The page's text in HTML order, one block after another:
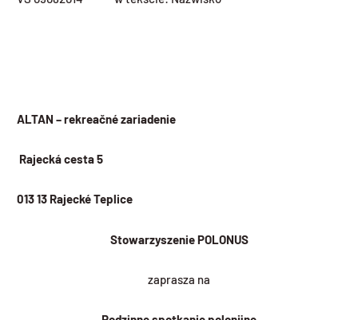
ALTAN – rekreačné zariadenie
Rajecká cesta 5
013 13 Rajecké Teplice
Stowarzyszenie POLONUS
zaprasza na